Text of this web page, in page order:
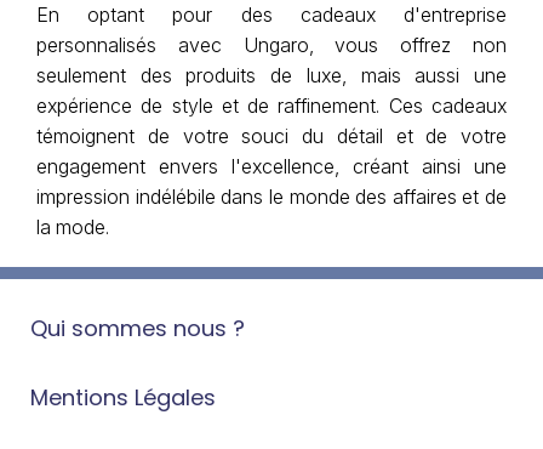
En optant pour des cadeaux d'entreprise
personnalisés avec Ungaro, vous offrez non
seulement des produits de luxe, mais aussi une
expérience de style et de raffinement. Ces cadeaux
témoignent de votre souci du détail et de votre
engagement envers l'excellence, créant ainsi une
impression indélébile dans le monde des affaires et de
la mode.
Qui sommes nous ?
Mentions Légales